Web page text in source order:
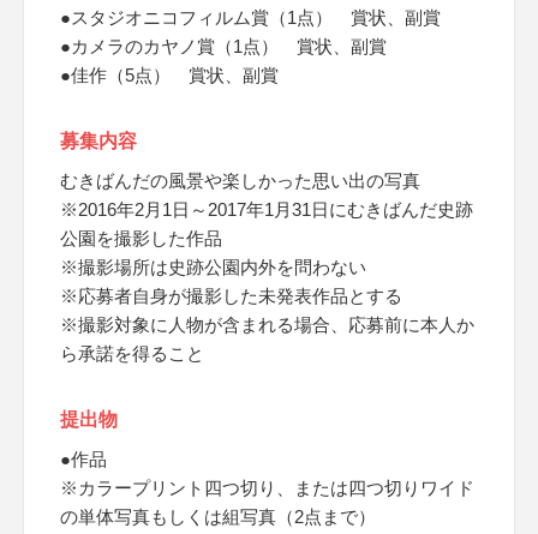
●スタジオニコフィルム賞（1点） 賞状、副賞
●カメラのカヤノ賞（1点） 賞状、副賞
●佳作（5点） 賞状、副賞
募集内容
むきばんだの風景や楽しかった思い出の写真
※2016年2月1日～2017年1月31日にむきばんだ史跡
公園を撮影した作品
※撮影場所は史跡公園内外を問わない
※応募者自身が撮影した未発表作品とする
※撮影対象に人物が含まれる場合、応募前に本人か
ら承諾を得ること
提出物
●作品
※カラープリント四つ切り、または四つ切りワイド
の単体写真もしくは組写真（2点まで）